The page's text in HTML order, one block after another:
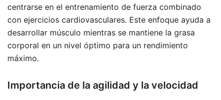
centrarse en el entrenamiento de fuerza combinado
con ejercicios cardiovasculares. Este enfoque ayuda a
desarrollar músculo mientras se mantiene la grasa
corporal en un nivel óptimo para un rendimiento
máximo.
Importancia de la agilidad y la velocidad